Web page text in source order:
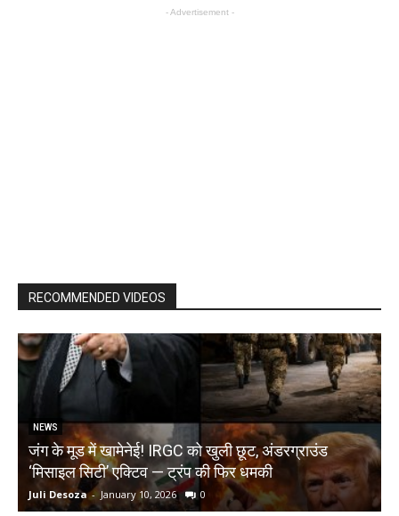
- Advertisement -
RECOMMENDED VIDEOS
NEWS
जंग के मूड में खामेनेई! IRGC को खुली छूट, अंडरग्राउंड
‘मिसाइल सिटी’ एक्टिव — ट्रंप की फिर धमकी
Juli Desoza - January 10, 2026 0